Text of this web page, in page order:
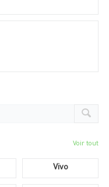
Voir tout
Vivo